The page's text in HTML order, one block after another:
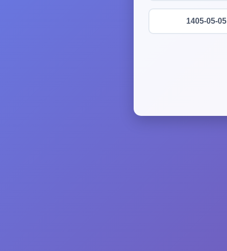
1405-05-05